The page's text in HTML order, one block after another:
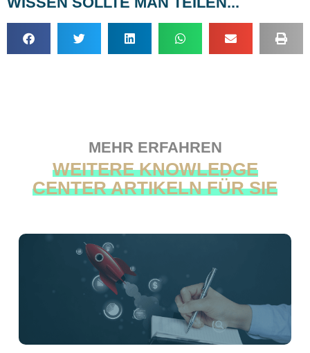
MEHR ERFAHREN
WEITERE KNOWLEDGE
CENTER ARTIKELN FÜR SIE